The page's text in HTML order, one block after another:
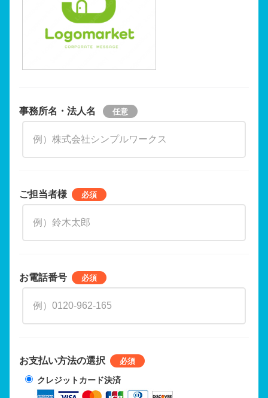
事務所名・法人名
ご担当者様
お電話番号
お支払い方法の選択
クレジットカード決済